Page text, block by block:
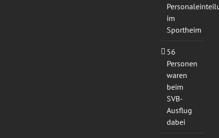
im
Sportheim
56
Personen
waren
beim
SVB-
Ausflug
dabei